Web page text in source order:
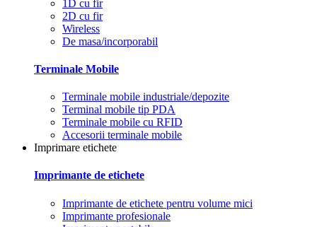
1D cu fir
2D cu fir
Wireless
De masa/incorporabil
Terminale Mobile
Terminale mobile industriale/depozite
Terminal mobile tip PDA
Terminale mobile cu RFID
Accesorii terminale mobile
Imprimare etichete
Imprimante de etichete
Imprimante de etichete pentru volume mici
Imprimante profesionale